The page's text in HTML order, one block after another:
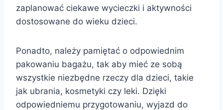
zaplanować ciekawe wycieczki i aktywności
dostosowane do wieku dzieci.
Ponadto, należy pamiętać o odpowiednim
pakowaniu bagażu, tak aby mieć ze sobą
wszystkie niezbędne rzeczy dla dzieci, takie
jak ubrania, kosmetyki czy leki. Dzięki
odpowiedniemu przygotowaniu, wyjazd do